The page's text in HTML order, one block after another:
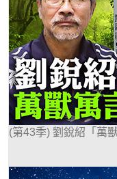
(第43季) 劉銳紹「萬